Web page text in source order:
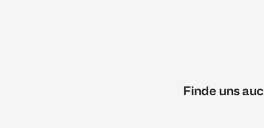
Finde uns